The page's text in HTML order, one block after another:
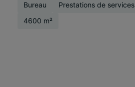
Bureau Prestations de services
4600 m²